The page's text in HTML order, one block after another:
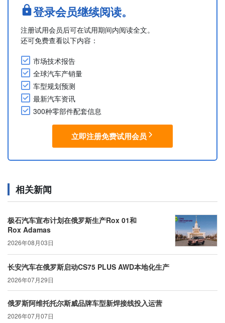
据特别投资协议正在建设12家生产汽车零部件的新工厂。该
公司还致力于生产燃气汽车，并已试产基于北汽品牌U5 P....
登录会员继续阅读。
注册试用会员后可在试用期间内阅读全文。
还可免费查看以下内容：
市场技术报告
全球汽车产销量
车型规划预测
最新汽车资讯
300种零部件配套信息
立即注册免费试用会员
相关新闻
极石汽车宣布计划在俄罗斯生产Rox 01和
Rox Adamas
2026年08月03日
长安汽车在俄罗斯启动CS75 PLUS AWD本地化生产
2026年07月29日
俄罗斯阿维托托尔斯威品牌车型新焊接线投入运营
2026年07月07日